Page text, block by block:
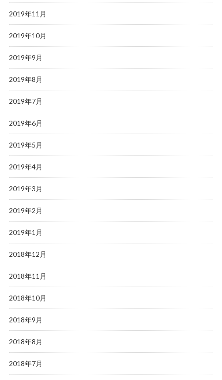
2019年11月
2019年10月
2019年9月
2019年8月
2019年7月
2019年6月
2019年5月
2019年4月
2019年3月
2019年2月
2019年1月
2018年12月
2018年11月
2018年10月
2018年9月
2018年8月
2018年7月